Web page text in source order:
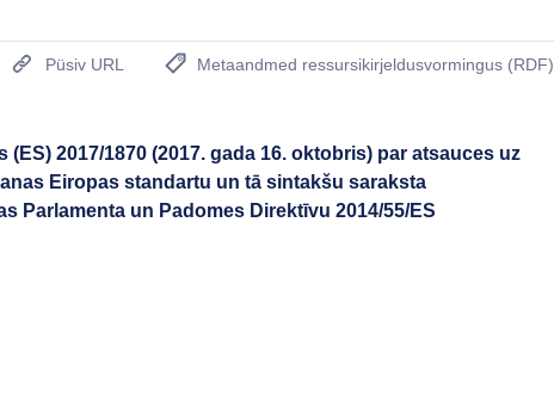
Püsiv URL
Metaandmed ressursikirjeldusvormingus (RDF)
2017/1870 (2017. gada 16. oktobris) par atsauces uz
Eiropas standartu un tā sintakšu saraksta
Parlamenta un Padomes Direktīvu 2014/55/ES